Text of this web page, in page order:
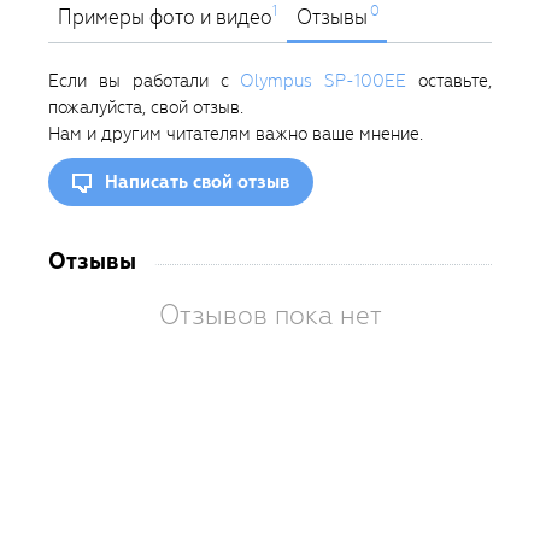
Примеры фото и видео1 Отзывы0
Если вы работали с Olympus SP-100EE оставьте,
пожалуйста, свой отзыв.
Нам и другим читателям важно ваше мнение.
Написать свой отзыв
Отзывы
Отзывов пока нет